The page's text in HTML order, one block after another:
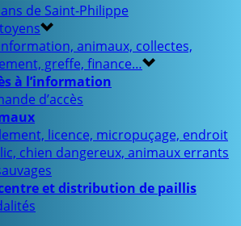
de Saint-Philippe
animaux, collectes,
greffe, finance…
à l’information
d’accès
licence, micropuçage, endroit
chien dangereux, animaux errants
et distribution de paillis